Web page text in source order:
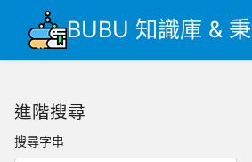
BUBU 知識庫 &
進階搜尋
搜尋字串